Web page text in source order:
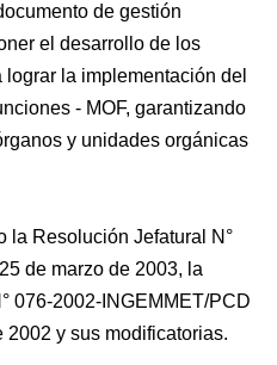
de gestión
el desarrollo de los
la implementación del
- MOF, garantizando
y unidades orgánicas
la Resolución Jefatural N°
de marzo de 2003, la
076-2002-INGEMMET/PCD
y sus modificatorias.